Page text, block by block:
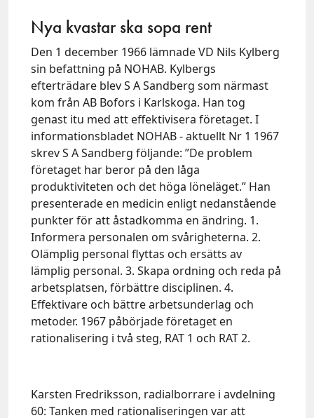
Nya kvastar ska sopa rent
Den 1 december 1966 lämnade VD Nils Kylberg
sin befattning på NOHAB. Kylbergs
efterträdare blev S A Sandberg som närmast
kom från AB Bofors i Karlskoga. Han tog
genast itu med att effektivisera företaget. I
informationsbladet NOHAB - aktuellt Nr 1 1967
skrev S A Sandberg följande: ”De problem
företaget har beror på den låga
produktiviteten och det höga löneläget.” Han
presenterade en medicin enligt nedanstående
punkter för att åstadkomma en ändring. 1.
Informera personalen om svårigheterna. 2.
Olämplig personal flyttas och ersätts av
lämplig personal. 3. Skapa ordning och reda på
arbetsplatsen, förbättre disciplinen. 4.
Effektivare och bättre arbetsunderlag och
metoder. 1967 påbörjade företaget en
rationalisering i två steg, RAT 1 och RAT 2.
Karsten Fredriksson, radialborrare i avdelning
60: Tanken med rationaliseringen var att